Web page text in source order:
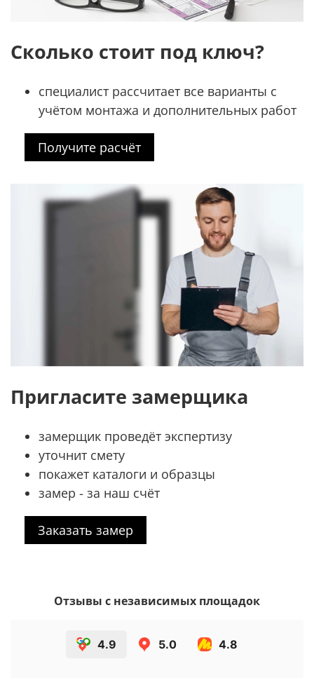
Сколько стоит под ключ?
специалист рассчитает все варианты с
учётом монтажа и дополнительных работ
Получите расчёт
Пригласите замерщика
замерщик проведёт экспертизу
уточнит смету
покажет каталоги и образцы
замер - за наш счёт
Заказать замер
Отзывы с независимых площадок
4.9 5.0 4.8